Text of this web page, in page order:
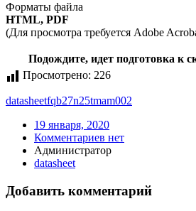
Форматы файла
HTML, PDF
(Для просмотра требуется Adobe
Подождите, идет подготовка к
Просмотрено: 226
datasheetfqb27n25tmam002
19 января, 2020
Комментариев нет
Администратор
datasheet
Добавить комментарий